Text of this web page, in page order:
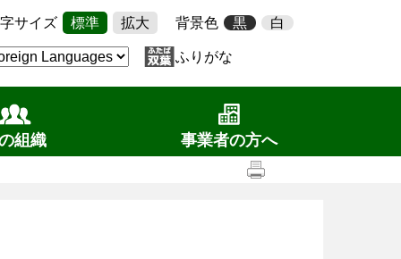
サイズ 標準 拡大 背景色 黒 白
ふりがな
組織 事業者の方へ